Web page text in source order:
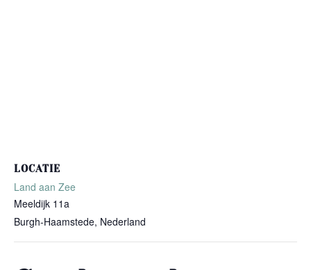
LOCATIE
Land aan Zee
Meeldijk 11a
Burgh-Haamstede, Nederland